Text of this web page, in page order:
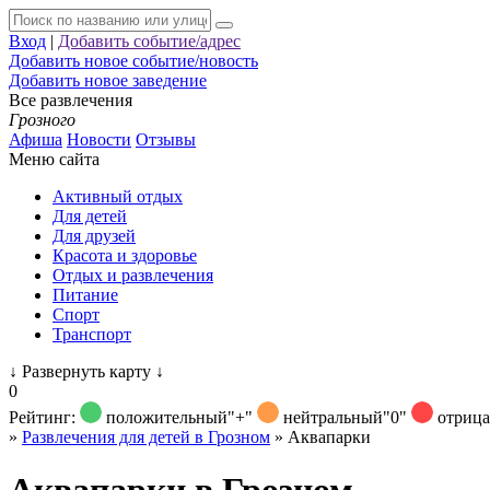
Вход | Добавить событие/адрес
Добавить новое событие/новость
Добавить новое заведение
Все развлечения
Грозного
Афиша Новости Отзывы
Меню сайта
Активный отдых
Для детей
Для друзей
Красота и здоровье
Отдых и развлечения
Питание
Спорт
Транспорт
↓ Развернуть карту ↓
0
Рейтинг:
положительный"+" нейтральный"0"
» Развлечения для детей в Грозном » Аквапарки